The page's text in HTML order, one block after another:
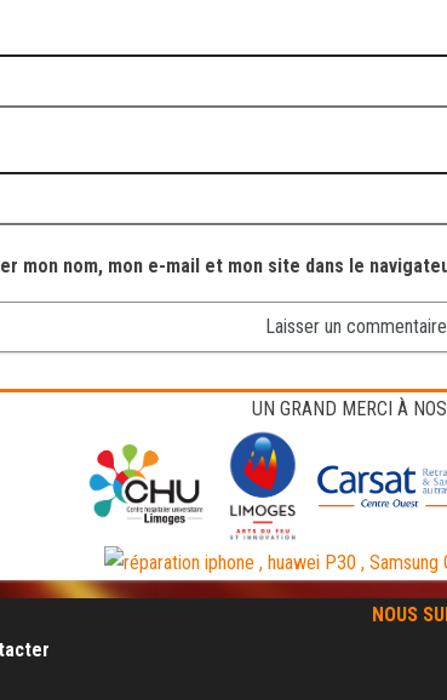
mon nom, mon e-mail et mon site dans le
UN GRAND MERCI À
NOUS